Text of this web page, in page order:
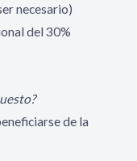
necesario)
del 30%
de la